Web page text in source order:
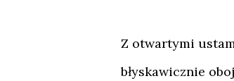
Z otwartymi
błyskawicznie